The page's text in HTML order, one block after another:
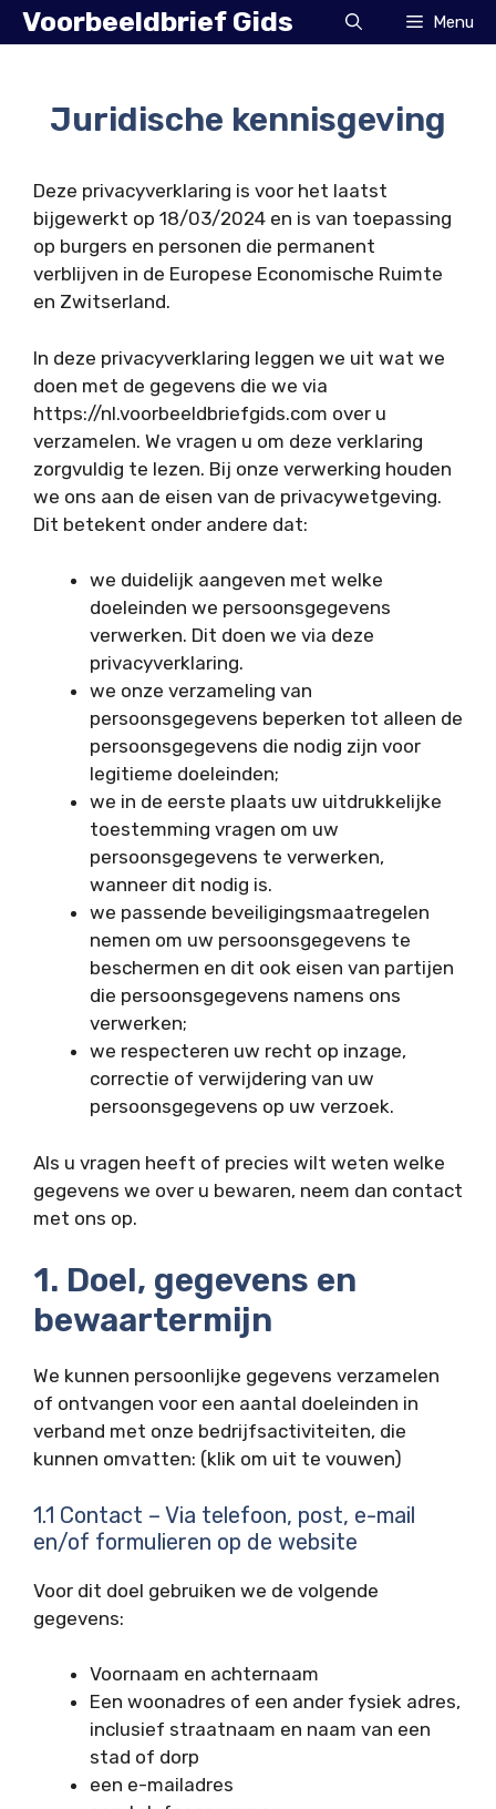
Ga
naar
Voorbeeldbrief Gids Menu
Juridische kennisgeving
Deze privacyverklaring is voor het laatst
bijgewerkt op 18/03/2024 en is van toepassing
op burgers en personen die permanent
verblijven in de Europese Economische Ruimte
en Zwitserland.
In deze privacyverklaring leggen we uit wat we
doen met de gegevens die we via
https://nl.voorbeeldbriefgids.com over u
verzamelen. We vragen u om deze verklaring
zorgvuldig te lezen. Bij onze verwerking houden
we ons aan de eisen van de privacywetgeving.
Dit betekent onder andere dat:
we duidelijk aangeven met welke
doeleinden we persoonsgegevens
verwerken. Dit doen we via deze
privacyverklaring.
we onze verzameling van
persoonsgegevens beperken tot alleen de
persoonsgegevens die nodig zijn voor
legitieme doeleinden;
we in de eerste plaats uw uitdrukkelijke
toestemming vragen om uw
persoonsgegevens te verwerken,
wanneer dit nodig is.
we passende beveiligingsmaatregelen
nemen om uw persoonsgegevens te
beschermen en dit ook eisen van partijen
die persoonsgegevens namens ons
verwerken;
we respecteren uw recht op inzage,
correctie of verwijdering van uw
persoonsgegevens op uw verzoek.
Als u vragen heeft of precies wilt weten welke
gegevens we over u bewaren, neem dan contact
met ons op.
1. Doel, gegevens en
bewaartermijn
We kunnen persoonlijke gegevens verzamelen
of ontvangen voor een aantal doeleinden in
verband met onze bedrijfsactiviteiten, die
kunnen omvatten: (klik om uit te vouwen)
1.1 Contact – Via telefoon, post, e-mail
en/of formulieren op de website
Voor dit doel gebruiken we de volgende
gegevens:
Voornaam en achternaam
Een woonadres of een ander fysiek adres,
inclusief straatnaam en naam van een
stad of dorp
een e-mailadres